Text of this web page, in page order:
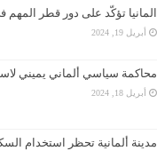
المانيا تؤكّد على دور قطر
أبريل 19, 2024
محاكمة سياسي ألماني يميني
أبريل 18, 2024
مدينة ألمانية تحظر استخدام